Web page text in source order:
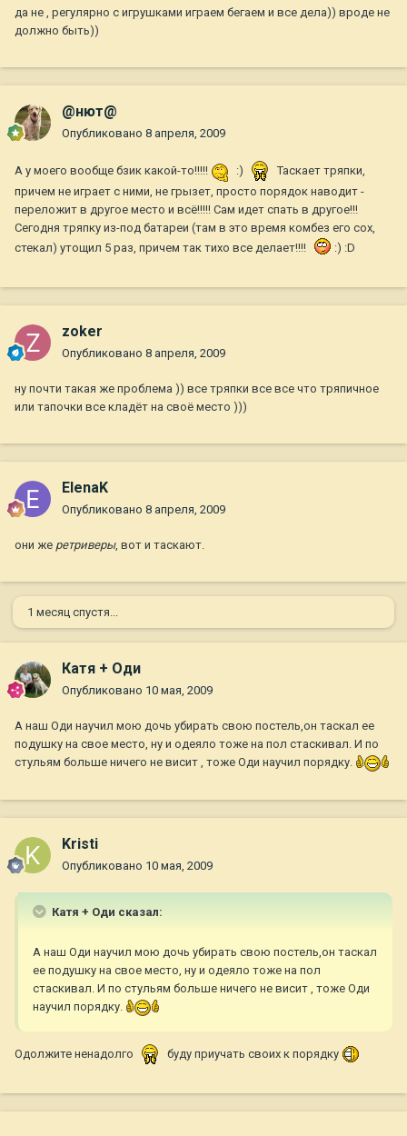
да не , регулярно с игрушками играем бегаем и все дела)) вроде не
должно быть))
@нют@
Опубликовано 8 апреля, 2009
А у моего вообще бзик какой-то!!!!! :)
Таскает тряпки,
причем не играет с ними, не грызет, просто порядок наводит -
переложит в другое место и всё!!!!! Сам идет спать в другое!!!
Сегодня тряпку из-под батареи (там в это время комбез его сох,
стекал) утощил 5 раз, причем так тихо все делает!!!!
:) :D
zoker
Опубликовано 8 апреля, 2009
ну почти такая же проблема )) все тряпки все все что тряпичное
или тапочки все кладёт на своё место )))
ElenaK
Опубликовано 8 апреля, 2009
они же ретриверы, вот и таскают.
1 месяц спустя...
Катя + Оди
Опубликовано 10 мая, 2009
А наш Оди научил мою дочь убирать свою постель,он таскал ее
подушку на свое место, ну и одеяло тоже на пол стаскивал. И по
стульям больше ничего не висит , тоже Оди научил порядку.
Kristi
Опубликовано 10 мая, 2009
Катя + Оди сказал:
А наш Оди научил мою дочь убирать свою постель,он таскал
ее подушку на свое место, ну и одеяло тоже на пол
стаскивал. И по стульям больше ничего не висит , тоже Оди
научил порядку.
Одолжите ненадолго буду приучать своих к порядку